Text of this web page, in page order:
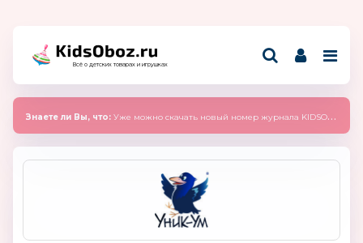
Всё о детских товарах и игрушках
Знаете ли Вы, что: Уже можно скачать новый номер журнала KIDSOBOZ 2025 (сентябрь)